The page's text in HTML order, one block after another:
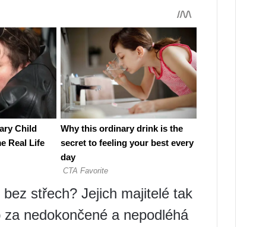
střech? Jejich majitelé tak
nedokončené a nepodléhá